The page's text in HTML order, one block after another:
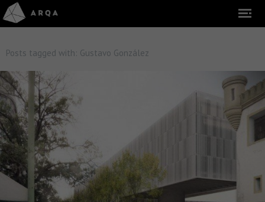
Posts tagged with: Gustavo González